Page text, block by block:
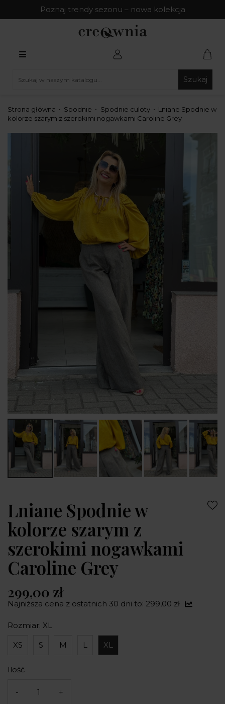
Poznaj trendy sezonu – nowa kolekcja
Szukaj
Strona główna Spodnie Spodnie culoty
Lniane Spodnie w
kolorze szarym z szerokimi nogawkami Caroline Grey
Lniane Spodnie w
kolorze szarym z
szerokimi nogawkami
Caroline Grey
299,00 zł
Najniższa cena z ostatnich 30 dni to: 299,00 zł
Rozmiar: XL
XS S M L XL
Ilość
- +